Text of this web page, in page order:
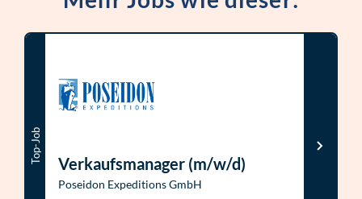
Top-Job Verkaufsmanager (m/w/d)
Poseidon Expeditions GmbH